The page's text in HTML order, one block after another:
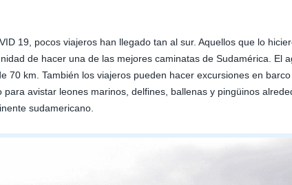
19, pocos viajeros han llegado tan al sur. Aquellos que lo
de hacer una de las mejores caminatas de Sudamérica. El
70 km. También los viajeros pueden hacer excursiones en
avistar leones marinos, delfines, ballenas y pingüinos
sudamericano.